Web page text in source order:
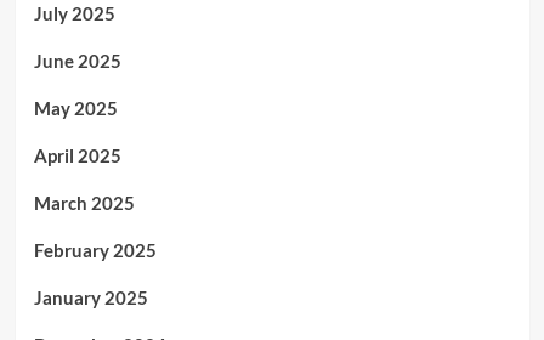
July 2025
June 2025
May 2025
April 2025
March 2025
February 2025
January 2025